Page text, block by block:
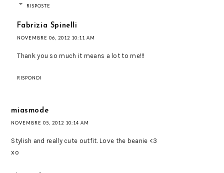
RISPOSTE
Fabrizia Spinelli
NOVEMBRE 06, 2012 10:11 AM
Thank you so much it means a lot to me!!!
RISPONDI
miasmode
NOVEMBRE 05, 2012 10:14 AM
Stylish and really cute outfit. Love the beanie <3
xo